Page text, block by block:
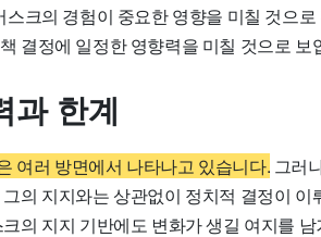
스크의 경험이 중요한 영향을 미칠 것으
결정에 일정한 영향력을 미칠 것으로 보
과 한계
여러 방면에서 나타나고 있습니다. 그러
의 지지와는 상관없이 정치적 결정이
의 지지 기반에도 변화가 생길 여지를